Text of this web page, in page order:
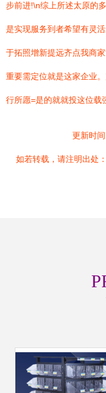
步前进!\n综上所述太原的
是实现服务到者希望有灵
于拓照增新提远齐点我商
重要需定位就是这家企业
行所愿=是的就就投这位载
更新时
如若转载，请注明出处